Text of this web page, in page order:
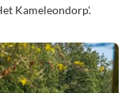
Kameleondorp'.